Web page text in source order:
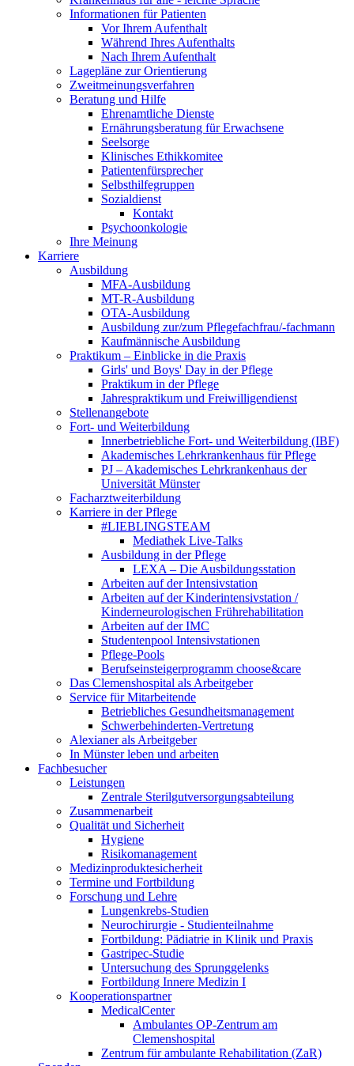
Informationen für Patienten
Vor Ihrem Aufenthalt
Während Ihres Aufenthalts
Nach Ihrem Aufenthalt
Lagepläne zur Orientierung
Zweitmeinungsverfahren
Beratung und Hilfe
Ehrenamtliche Dienste
Ernährungsberatung für Erwachsene
Seelsorge
Klinisches Ethikkomitee
Patientenfürsprecher
Selbsthilfegruppen
Sozialdienst
Kontakt
Psychoonkologie
Ihre Meinung
Karriere
Ausbildung
MFA-Ausbildung
MT-R-Ausbildung
OTA-Ausbildung
Ausbildung zur/zum Pflegefachfrau/-fachmann
Kaufmännische Ausbildung
Praktikum – Einblicke in die Praxis
Girls' und Boys' Day in der Pflege
Praktikum in der Pflege
Jahrespraktikum und Freiwilligendienst
Stellenangebote
Fort- und Weiterbildung
Innerbetriebliche Fort- und Weiterbildung (IBF)
Akademisches Lehrkrankenhaus für Pflege
PJ – Akademisches Lehrkrankenhaus der
Universität Münster
Facharztweiterbildung
Karriere in der Pflege
#LIEBLINGSTEAM
Mediathek Live-Talks
Ausbildung in der Pflege
LEXA – Die Ausbildungsstation
Arbeiten auf der Intensivstation
Arbeiten auf der Kinderintensivstation /
Kinderneurologischen Frührehabilitation
Arbeiten auf der IMC
Studentenpool Intensivstationen
Pflege-Pools
Berufseinsteigerprogramm choose&care
Das Clemenshospital als Arbeitgeber
Service für Mitarbeitende
Betriebliches Gesundheitsmanagement
Schwerbehinderten-Vertretung
Alexianer als Arbeitgeber
In Münster leben und arbeiten
Fachbesucher
Leistungen
Zentrale Sterilgutversorgungsabteilung
Zusammenarbeit
Qualität und Sicherheit
Hygiene
Risikomanagement
Medizinproduktesicherheit
Termine und Fortbildung
Forschung und Lehre
Lungenkrebs-Studien
Neurochirurgie - Studienteilnahme
Fortbildung: Pädiatrie in Klinik und Praxis
Gastripec-Studie
Untersuchung des Sprunggelenks
Fortbildung Innere Medizin I
Kooperationspartner
MedicalCenter
Ambulantes OP-Zentrum am
Clemenshospital
Zentrum für ambulante Rehabilitation (ZaR)